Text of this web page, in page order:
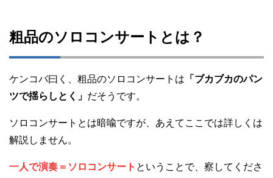
粗品のソロコンサートとは？
ケンコバ曰く、粗品のソロコンサートは 「ブカブカのパン
ツで揺らしとく」 だそうです。
ソロコンサートとは暗喩ですが、あえてここでは詳しくは
解説しません。
一人で演奏＝ソロコンサート ということで、察してくださ